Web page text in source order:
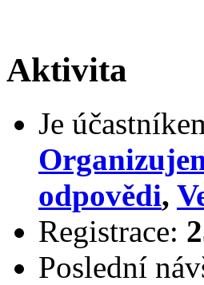
Aktivita
Je
odpovědi,
Registrace:
Poslední